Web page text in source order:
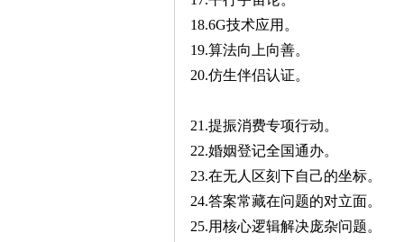
18.6G技术应用。
19.算法向上向善。
20.仿生伴侣认证。
21.提振消费专项行动。
22.婚姻登记全国通办。
23.在无人区刻下自己的坐标。
24.答案常藏在问题的对立面。
25.用核心逻辑解决庞杂问题。